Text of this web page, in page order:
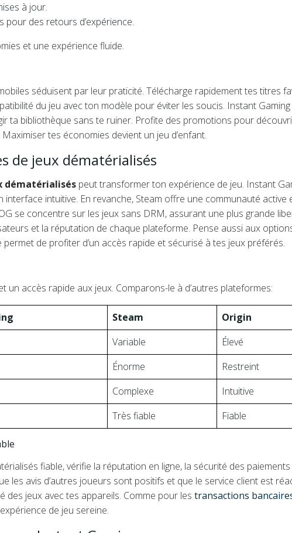
à jour.
pour des retours d’expérience.
et une expérience fluide.
séduisent par leur praticité. Télécharge rapidement tes titres
du jeu avec ton modèle pour éviter les soucis. Instant
ta bibliothèque sans te ruiner. Profite des promotions pour
tes économies devient un jeu d’enfant.
de jeux dématérialisés
dématérialisés peut transformer ton expérience de jeu. Instant
intuitive. En revanche, Steam offre une communauté active
se concentre sur les jeux sans DRM, assurant une plus grande
et la réputation de chaque plateforme. Pense aussi aux
de profiter d’un accès rapide et sécurisé à tes jeux préférés.
un accès rapide aux jeux. Comparons-le à d’autres plateformes:
Steam
Origin
Variable
Élevé
Énorme
Restreint
Complexe
Intuitive
Très fiable Fiable
fiable, vérifie la réputation en ligne, la sécurité des paiements
les avis d’autres joueurs sont positifs et que le service client est
des jeux avec tes appareils. Comme pour les transactions
de jeu sereine.